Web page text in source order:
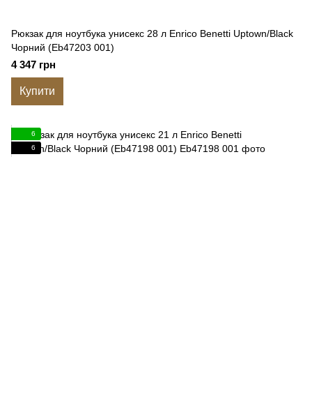
Рюкзак для ноутбука унисекс 28 л Enrico Benetti Uptown/Black
Чорний (Eb47203 001)
4 347 грн
Купити
6
6